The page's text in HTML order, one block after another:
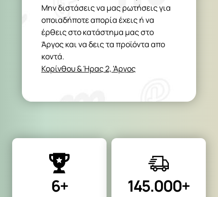
Μην διστάσεις να μας ρωτήσεις για
οποιαδήποτε απορία έχεις ή να
έρθεις στο κατάστημα μας στο
Άργος και να δεις τα προϊόντα απο
κοντά.
Κορίνθου & Ήρας 2, 'Αργος
6+ 145.000+